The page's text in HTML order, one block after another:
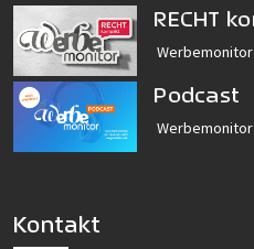
RECHT
Podcast
Kontakt